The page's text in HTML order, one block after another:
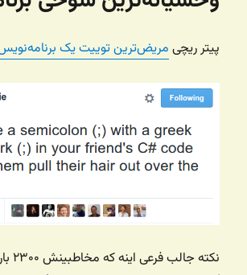
پیتر ریچی مریض‌ترین توییت یک
نکته جالب فرعی اینه که مخاطبینش ۲۳۰۰ بار این توییت رو